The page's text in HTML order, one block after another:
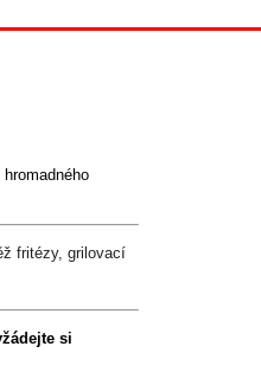
fritézy, grilovací
si